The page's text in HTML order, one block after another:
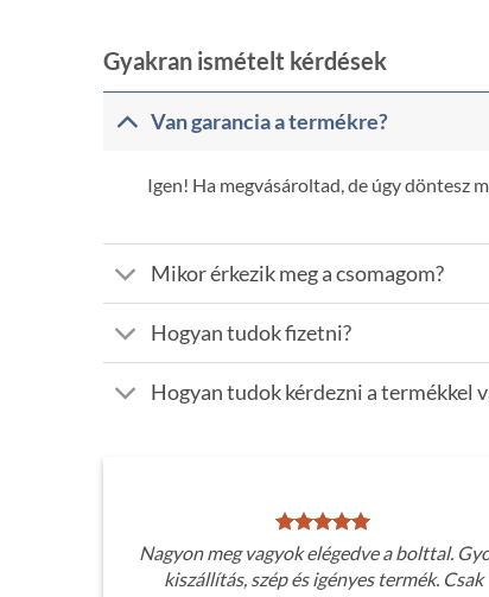
Gyakran ismételt kérdések
Van garancia a termékre?
Igen! Ha megvásároltad, de úgy döntesz
Mikor érkezik meg a csomagom?
Hogyan tudok fizetni?
Hogyan tudok kérdezni a termékkel
Nagyon meg vagyok elégedve a bolttal.
kiszállítás, szép és igényes termék. Csak